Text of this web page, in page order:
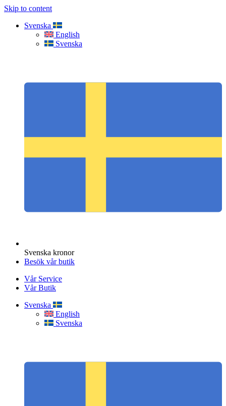
Skip to content
Svenska
English
Svenska
Svenska kronor
Besök vår butik
Vår Service
Vår Butik
Svenska
English
Svenska